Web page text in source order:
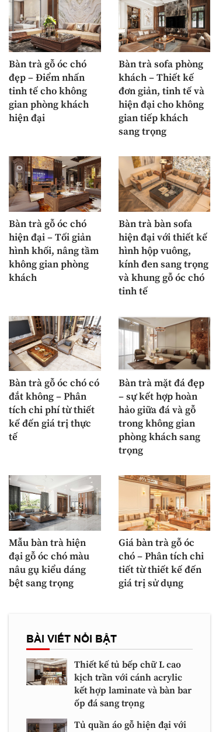
Bàn trà gỗ óc chó
đẹp – Điểm nhấn
tinh tế cho không
gian phòng khách
hiện đại
Bàn trà sofa phòng
khách – Thiết kế
đơn giản, tinh tế và
hiện đại cho không
gian tiếp khách
sang trọng
Bàn trà gỗ óc chó
hiện đại – Tối giản
hình khối, nâng tầm
không gian phòng
khách
Bàn trà bàn sofa
hiện đại với thiết kế
hình hộp vuông,
kính đen sang trọng
và khung gỗ óc chó
tinh tế
Bàn trà gỗ óc chó có
đắt không – Phân
tích chi phí từ thiết
kế đến giá trị thực
tế
Bàn trà mặt đá đẹp
– sự kết hợp hoàn
hảo giữa đá và gỗ
trong không gian
phòng khách sang
trọng
Mẫu bàn trà hiện
đại gỗ óc chó màu
nâu gụ kiểu dáng
bệt sang trọng
Giá bàn trà gỗ óc
chó – Phân tích chi
tiết từ thiết kế đến
giá trị sử dụng
BÀI VIẾT NỔI BẬT
Thiết kế tủ bếp chữ L cao
kịch trần với cánh acrylic
kết hợp laminate và bàn bar
ốp đá sang trọng
Tủ quần áo gỗ hiện đại với